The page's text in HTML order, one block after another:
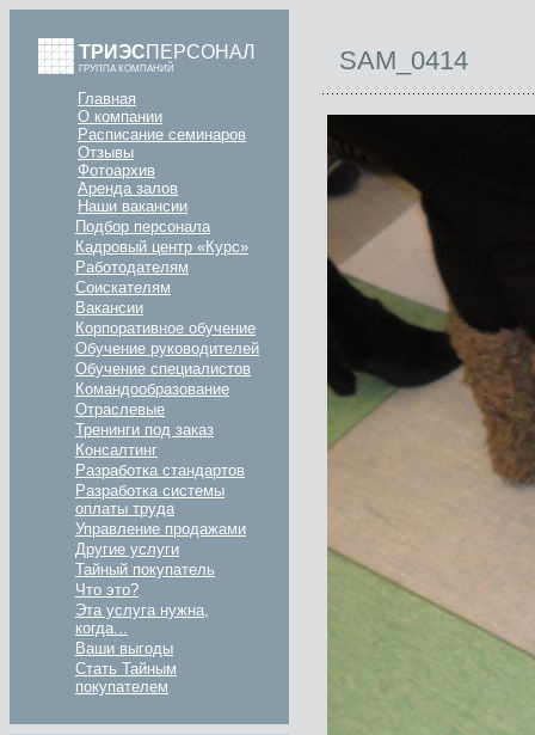
ТРИЭСПЕРСОНАЛ
ГРУППА КОМПАНИЙ
Главная
О компании
Расписание семинаров
Отзывы
Фотоархив
Аренда залов
Наши вакансии
Подбор персонала
Кадровый центр «Курс»
Работодателям
Соискателям
Вакансии
Корпоративное обучение
Обучение руководителей
Обучение специалистов
Командообразование
Отраслевые
Тренинги под заказ
Консалтинг
Разработка стандартов
Разработка системы
оплаты труда
Управление продажами
Другие услуги
Тайный покупатель
Что это?
Эта услуга нужна,
когда...
Ваши выгоды
Стать Тайным
покупателем
SAM_0414